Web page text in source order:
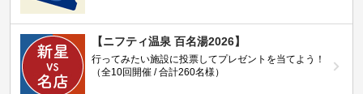
【ニフティ温泉 百名湯2026】
行ってみたい施設に投票してプレゼントを当てよう！
（全10回開催 / 合計260名様）